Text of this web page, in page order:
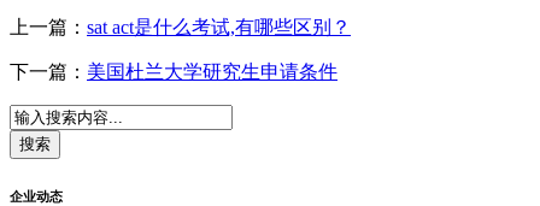
上一篇： sat act是什么考试,有哪些区别？
下一篇： 美国杜兰大学研究生申请条件
企业动态